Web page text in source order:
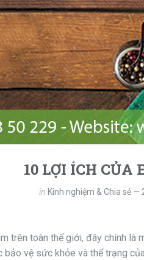
10 LỢI ÍCH CỦA
in Kinh nghiệm & Chia sẻ
trên toàn thế giới, đây chính
vệ sức khỏe và thể trạng